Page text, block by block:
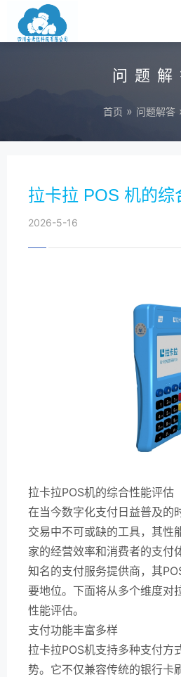
问题解
首页 » 问题解答
拉卡拉 POS 机的综
2026-5-16
拉卡拉POS机的综合性能评估
在当今数字化支付日益普及的
交易中不可或缺的工具，其性
家的经营效率和消费者的支付
知名的支付服务提供商，其
要地位。下面将从多个维度对
性能评估。
支付功能丰富多样
拉卡拉POS机支持多种支付方
势。它不仅兼容传统的银行卡